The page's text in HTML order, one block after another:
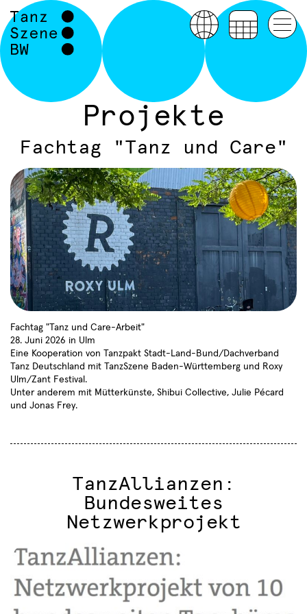
Profil
Der Verein
Satzung
Aktivitäten
Projekte
Tanz in der Fläche
Projekte
Fachtag "Tanz und Care"
Fachtag "Tanz und Care-Arbeit"
28. Juni 2026 in Ulm
Eine Kooperation von Tanzpakt Stadt-Land-Bund/Dachverband
Tanz Deutschland mit TanzSzene Baden-Württemberg und Roxy
Ulm/Zant Festival.
Unter anderem mit Mütterkünste, Shibui Collective, Julie Pécard
und Jonas Frey.
TanzAllianzen:
Bundesweites
Netzwerkprojekt
Kooperation mit Dachverband
Tanz und Roxy Ulm
Community Tagungen und Symposien
Veranstaltungen
Workshops und Fortbildungen
Freie Ensembles Institutionen
4
7
2
Württemberg Newsletter
Danke!